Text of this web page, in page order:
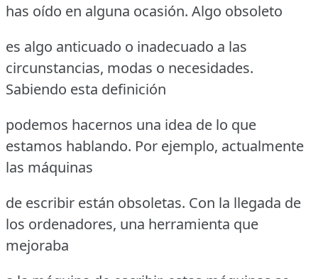
has oído en alguna ocasión. Algo obsoleto
es algo anticuado o inadecuado a las
circunstancias, modas o necesidades.
Sabiendo esta definición
podemos hacernos una idea de lo que
estamos hablando. Por ejemplo, actualmente
las máquinas
de escribir están obsoletas. Con la llegada de
los ordenadores, una herramienta que
mejoraba